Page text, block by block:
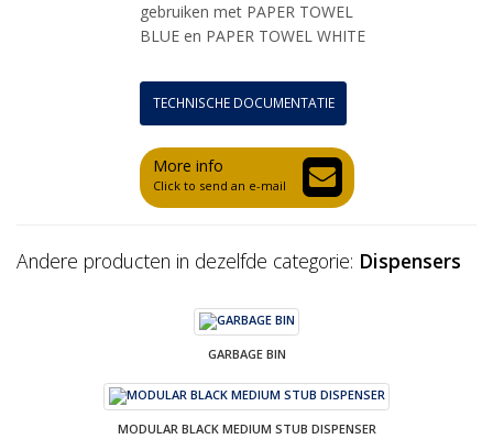
gebruiken met PAPER TOWEL
BLUE en PAPER TOWEL WHITE
TECHNISCHE DOCUMENTATIE
More info
Click to send an e-mail
Andere producten in dezelfde categorie: Dispensers
GARBAGE BIN
MODULAR BLACK MEDIUM STUB DISPENSER